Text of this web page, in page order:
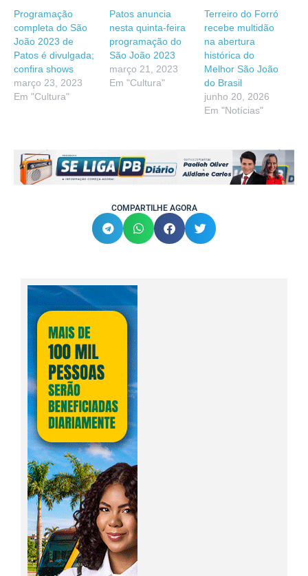
Programação
completa do São
João 2023 de
Patos é divulgada;
confira shows
março 23, 2023
Em "Cultura"
Patos anuncia
nesta quinta-feira
programação do
São João 2023
março 21, 2023
Em "Cultura"
Terreiro do Forró
recebe multidão
na abertura
histórica do
Melhor São João
do Brasil
junho 20, 2026
Em "Notícias"
COMPARTILHE AGORA